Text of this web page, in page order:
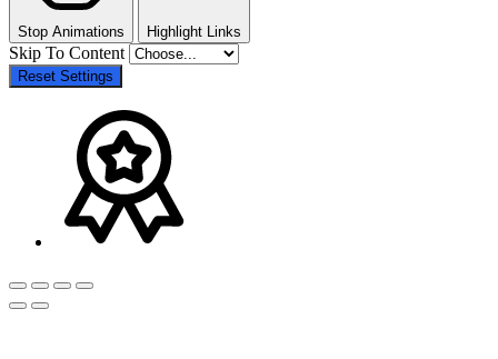
Stop Animations Highlight Links
Skip To Content
Reset Settings